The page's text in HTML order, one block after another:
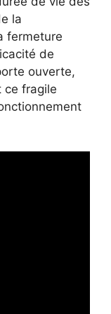
la
fermeture
de
ouverte,
ce fragile